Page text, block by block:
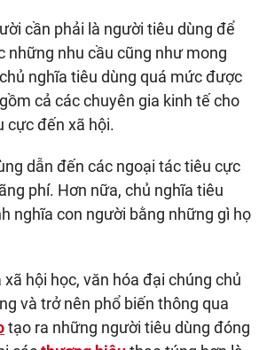
cần phải là người tiêu dùng để
những nhu cầu cũng như mong
nghĩa tiêu dùng quá mức được
cả các chuyên gia kinh tế cho
cực đến xã hội.
dẫn đến các ngoại tác tiêu cực
phí. Hơn nữa, chủ nghĩa tiêu
nghĩa con người bằng những gì họ
hội học, văn hóa đại chúng chủ
và trở nên phổ biến thông qua
tạo ra những người tiêu dùng đóng